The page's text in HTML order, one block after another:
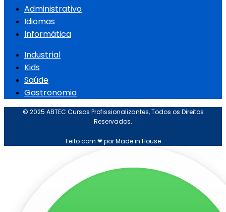
Administrativo
Idiomas
Informática
Industrial
Kids
Saúde
Gastronomia
© 2025 ABTEC Cursos Profissionalizantes, Todos os Direitos
Reservados.
Feito com ❤ por Made in House